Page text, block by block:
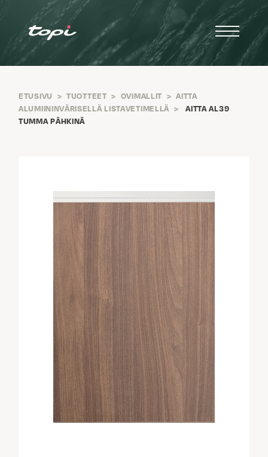
ETUSIVU > TUOTTEET > OVIMALLIT > AITTA
ALUMIININVÄRISELLÄ LISTAVETIMELLÄ >
AITTA AL39
TUMMA PÄHKINÄ